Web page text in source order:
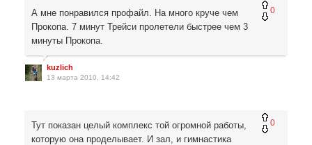
0
А мне понравился профайл. На много круче чем
Прокопа. 7 минут Трейси пролетели быстрее чем 3
минуты Прокопа.
kuzlich
13 марта 2010, 14:42
0
Тут показан целый комплекс той огромной работы,
которую она проделывает. И зал, и гимнастика